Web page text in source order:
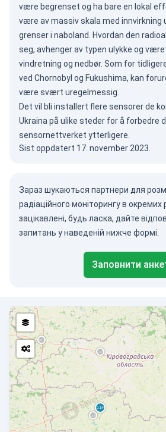
være begrenset og ha bare en lokal
være av massiv skala med innvirkning
grenser i naboland. Hvordan den
seg, avhenger av typen ulykke og
vindretning og nedbør. Som for
ved Chornobyl og Fukushima, kan
være svært uregelmessig.
Det vil bli installert flere sensorer de
Ukraina på ulike steder for å forbedre
sensornettverket ytterligere.
Sist oppdatert 17. november 2023.
Зараз шукаються партнери для
радіаційного моніторингу в
зацікавлені, будь ласка, дайте
запитань у наведеній нижче формі.
Заповнити